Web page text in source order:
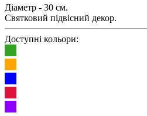
Діаметр - 30 см.
Святковий підвісний декор.
Доступні кольори: